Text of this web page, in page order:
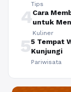
Tips
4Cara
untuk
Kuliner
55 Tempat
Kunjungi
Pariwisata